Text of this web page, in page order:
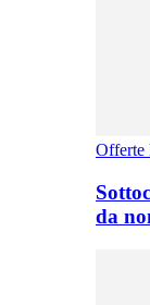
Offerte
da